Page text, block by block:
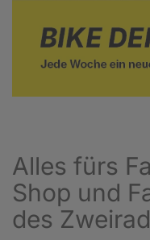
Alles fürs
Shop und
des